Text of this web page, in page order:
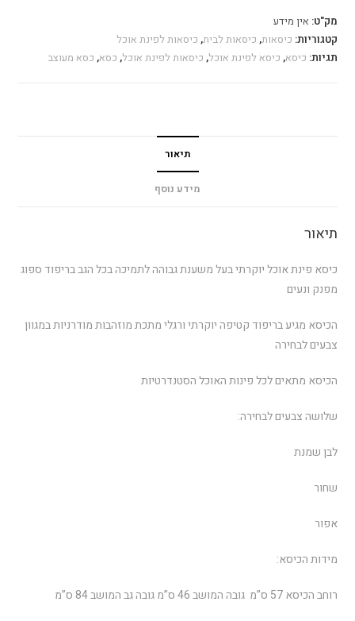
מק"ט: אין מידע
קטגוריות: כיסאות, כיסאות לבית, כיסאות לפינת אוכל
תגיות: כיסא, כיסא לפינת אוכל, כיסאות לפינת אוכל, כסא, כסא מעוצב
תיאור
מידע נוסף
תיאור
כיסא פינת אוכל יוקרתי בעל משענת גבוהה לתמיכה בכל הגב בריפוד ספוג
מפנק ונעים
הכיסא מגיע בריפוד קטיפה יוקרתי ורגלי מתכת מוזהבות מודרניות במגוון
צבעים לבחירה
הכיסא מתאים לכל פינות האוכל הסטנדרטיות
שלושה צבעים לבחירה:
לבן שמנת
שחור
אפור
מידות הכיסא:
רוחב הכיסא 57 ס”מ גובה המושב 46 ס”מ גובה גב המושב 84 ס”מ